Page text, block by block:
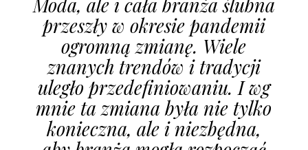
przeszły w okresie pandemii
ogromną zmianę. Wiele
znanych trendów i tradycji
uległo przedefiniowaniu. I wg
mnie ta zmiana była nie tylko
konieczna, ale i niezbędna,